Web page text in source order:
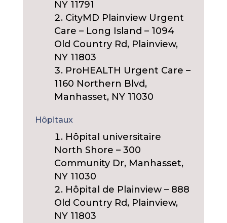
NY 11791
CityMD Plainview Urgent
Care – Long Island – 1094
Old Country Rd, Plainview,
NY 11803
ProHEALTH Urgent Care –
1160 Northern Blvd,
Manhasset, NY 11030
Hôpitaux
Hôpital universitaire
North Shore – 300
Community Dr, Manhasset,
NY 11030
Hôpital de Plainview – 888
Old Country Rd, Plainview,
NY 11803